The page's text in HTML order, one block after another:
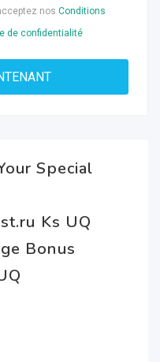
nos Conditions
de confidentialité
Special
Ks UQ
Bonus